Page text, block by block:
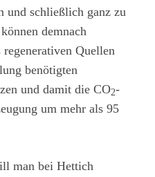
und schließlich ganz zu
demnach
Quellen
benötigten
und damit die CO2-
um mehr als 95
man bei Hettich